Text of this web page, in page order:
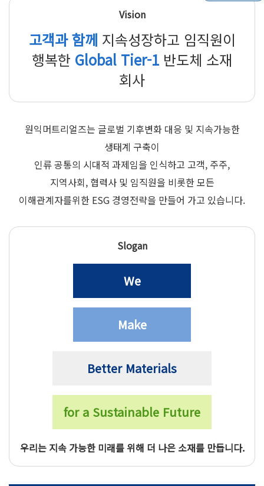
Vision
고객과 함께 지속성장하고 임직원이
행복한 Global Tier-1 반도체 소재
회사
원익머트리얼즈는 글로벌 기후변화 대응 및 지속가능한
생태계 구축이
인류 공통의 시대적 과제임을 인식하고 고객, 주주,
지역사회, 협력사 및 임직원을 비롯한 모든
이해관계자를위한 ESG 경영전략을 만들어 가고 있습니다.
Slogan
We
Make
Better Materials
for a Sustainable Future
우리는 지속 가능한 미래를 위해 더 나은 소재를 만듭니다.